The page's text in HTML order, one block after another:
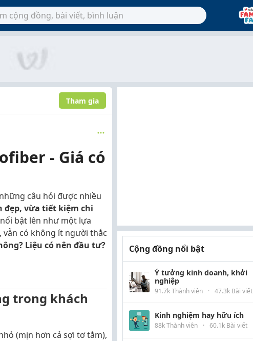
Tham gia
- Giá có
câu hỏi được nhiều
đẹp, vừa tiết kiệm chi
nổi bật lên như một lựa
vẫn có không ít người thắc
Liệu có nên đầu tư?
trong khách
(mịn hơn cả sợi tơ tằm),
Cộng đồng nổi bật
Ý tưởng kinh doanh, khởi
nghiệp
91.7k Thành viên · 47.3k Bài viết
Kinh nghiệm hay hữu ích
88k Thành viên · 60.1k Bài viết